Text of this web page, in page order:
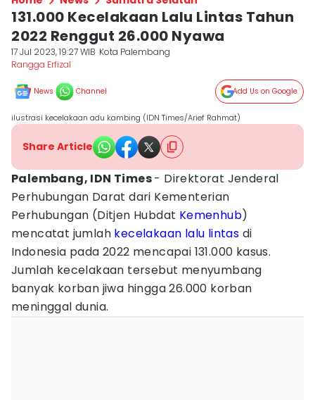
131.000 Kecelakaan Lalu Lintas Tahun
2022 Renggut 26.000 Nyawa
17 Jul 2023, 19:27 WIB Kota Palembang
Rangga Erfizal
News Channel Add Us on Google
ilustrasi kecelakaan adu kambing (IDN Times/Arief Rahmat)
Share Article
Palembang, IDN Times- Direktorat Jenderal
Perhubungan Darat dari Kementerian
Perhubungan (Ditjen Hubdat Kemenhub)
mencatat jumlah kecelakaan lalu lintas di
Indonesia pada 2022 mencapai 131.000 kasus.
Jumlah kecelakaan tersebut menyumbang
banyak korban jiwa hingga 26.000 korban
meninggal dunia.